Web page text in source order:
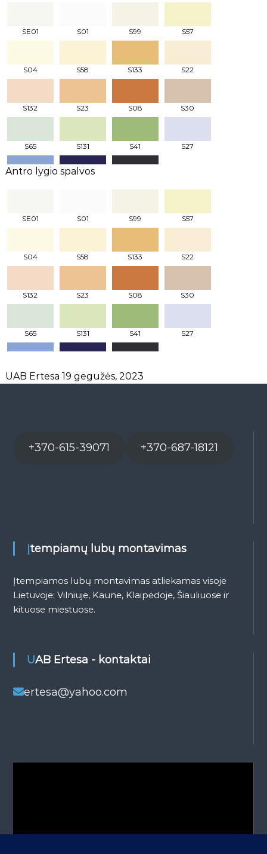
SE01 S01 S99 S57
S04 S58 S133 S22
S132 S23 S08 S30
S65 S131 S41 S27
Antro lygio spalvos
SE01 S01 S99 S57
S04 S58 S133 S22
S132 S23 S08 S30
S65 S131 S41 S27
S83 S03
UAB Ertesa 19 gegužės, 2023
+370-615-39071 +370-687-18121
Įtempiamų lubų montavimas
Įtempiamos lubų montavimas atliekamas visoje
Lietuvoje: Vilniuje, Kaune, Klaipėdoje, Šiauliuose ir
kituose miestuose.
UAB Ertesa - kontaktai
ertesa@yahoo.com